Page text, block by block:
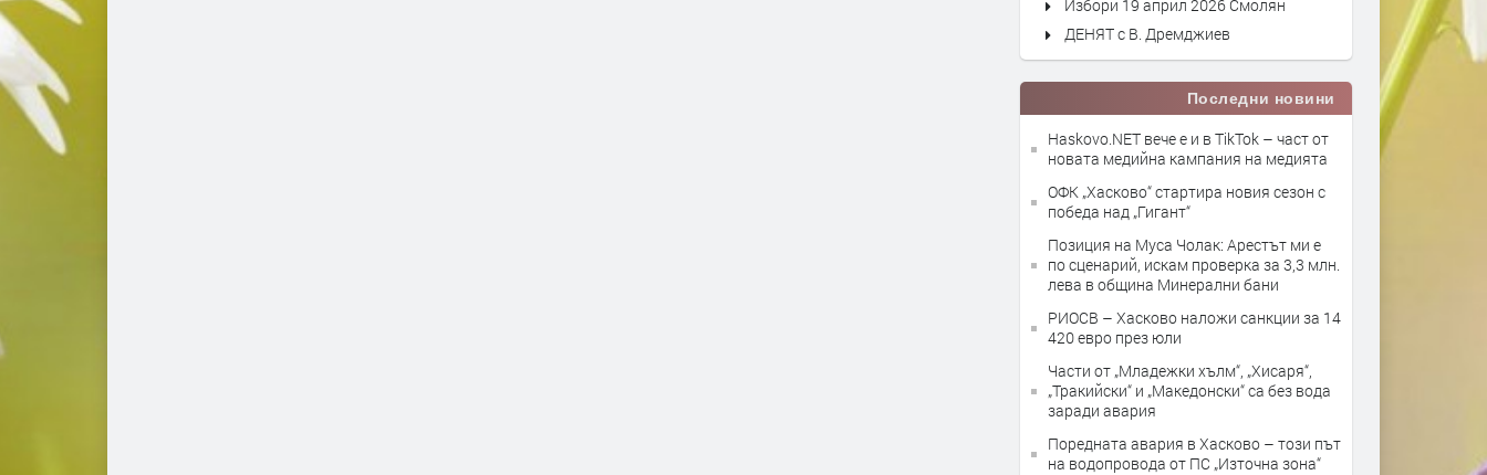
Избори 19 април 2026 Смолян
ДЕНЯТ с В. Дремджиев
Последни новини
Haskovo.NET вече е и в TikTok – част от
новата медийна кампания на медията
ОФК „Хасково“ стартира новия сезон с
победа над „Гигант“
Позиция на Муса Чолак: Арестът ми е
по сценарий, искам проверка за 3,3 млн.
лева в община Минерални бани
РИОСВ – Хасково наложи санкции за 14
420 евро през юли
Части от „Младежки хълм“, „Хисаря“,
„Тракийски“ и „Македонски“ са без вода
заради авария
Поредната авария в Хасково – този път
на водопровода от ПС „Източна зона“